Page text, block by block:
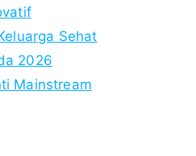
Sehat
2026
Mainstream